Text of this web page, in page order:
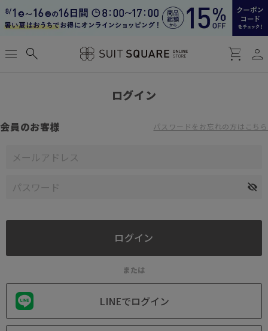
menu search shopping_cart person
ログイン
会員のお客様 パスワードをお忘れの方はこちら
または
LINEでログイン